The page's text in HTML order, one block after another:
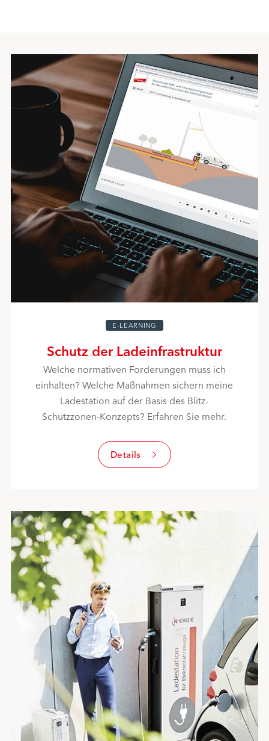
E-LEARNING
Schutz der Ladeinfrastruktur
Welche normativen Forderungen muss ich
einhalten? Welche Maßnahmen sichern meine
Ladestation auf der Basis des Blitz-
Schutzzonen-Konzepts? Erfahren Sie mehr.
Details